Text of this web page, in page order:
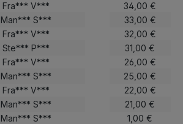
Fra*** V***
34,00 €
Man*** S***
33,00 €
Fra*** V***
32,00 €
Ste*** P***
31,00 €
Fra*** V***
26,00 €
Man*** S***
25,00 €
Fra*** V***
22,00 €
Man*** S***
21,00 €
Man*** S*** 1,00 €